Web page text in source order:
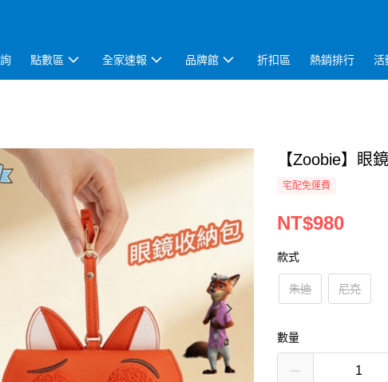
點數區 全家速報 品牌館 折扣區 熱銷排行 活
【Zoobie】眼
宅配免運費
NT$980
款式
朱迪 尼克
數量